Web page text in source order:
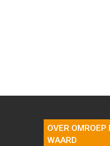
OVER OMROEP
WAARD